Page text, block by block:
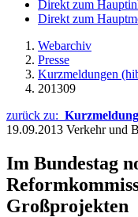
Direkt zum
Direkt zum
Webarchiv
Presse
Kurzmeldungen
201309
zurück zu:
19.09.2013 Verkehr und
Im Bundestag
Großprojekten